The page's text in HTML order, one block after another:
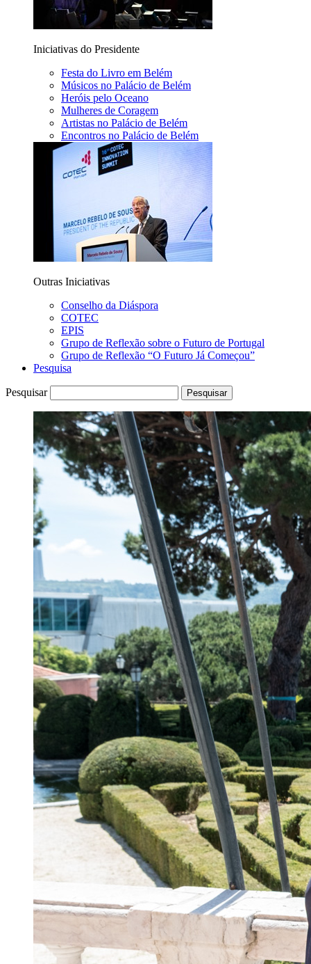
Iniciativas do Presidente
Festa do Livro em Belém
Músicos no Palácio de Belém
Heróis pelo Oceano
Mulheres de Coragem
Artistas no Palácio de Belém
Encontros no Palácio de Belém
Outras Iniciativas
Conselho da Diáspora
COTEC
EPIS
Grupo de Reflexão sobre o Futuro de Portugal
Grupo de Reflexão “O Futuro Já Começou”
Pesquisa
Pesquisar Pesquisar